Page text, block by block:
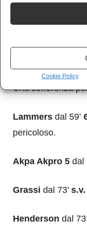
Cookie Policy
Satriano 5non gli
Una sofferenza
Lammers dal 59’
pericoloso.
Akpa Akpro 5 dal
Grassi dal 73’ s.v.
Henderson dal 73’